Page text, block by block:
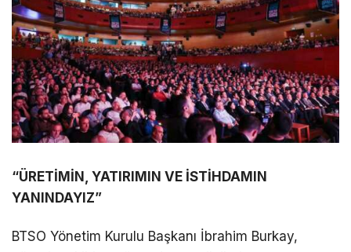
“ÜRETİMİN, YATIRIMIN VE İSTİHDAMIN
YANINDAYIZ”
BTSO Yönetim Kurulu Başkanı İbrahim Burkay,